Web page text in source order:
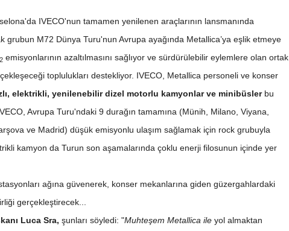
IVECO'nun tamamen yenilenen araçlarının lansmanında
grubun M72 Dünya Turu'nun Avrupa ayağında Metallica’ya eşlik etmeye
emisyonlarının azaltılmasını sağlıyor ve sürdürülebilir eylemlere olan ortak
toplulukları destekliyor. IVECO, Metallica personeli ve konser
elektrikli, yenilenebilir dizel motorlu kamyonlar ve minibüslerbu
Avrupa Turu'ndaki 9 durağın tamamına (Münih, Milano, Viyana,
ve Madrid) düşük emisyonlu ulaşım sağlamak için rock grubuyla
kamyon da Turun son aşamalarında çoklu enerji filosunun içinde yer
ağına güvenerek, konser mekanlarına giden güzergahlardaki
gerçekleştirecek...
Luca Sra, şunları söyledi: "Muhteşem Metallica ileyol almaktan